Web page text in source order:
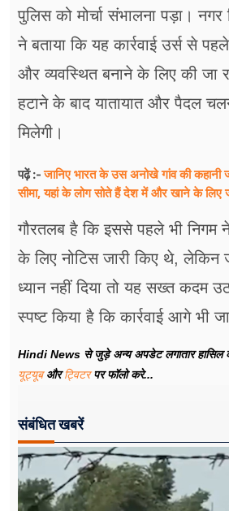
पुलिस को मोर्चा संभालना पड़ा।
ने बताया कि यह कार्रवाई उर्स से
और व्यवस्थित बनाने के लिए की जा
हटाने के बाद यातायात और पैदल
मिलेगी।
पढ़ें :-जानिए भारत के उस अनोखे गांव की कहानी
सीमा, यहां के लोग सोते हैं देश में और खाने के लिए
गौरतलब है कि इससे पहले भी निगम
के लिए नोटिस जारी किए थे, लेकिन
ध्यान नहीं दिया तो यह सख्त कदम
स्पष्ट किया है कि कार्रवाई आगे भी
Hindi News से जुड़े अन्य अपडेट लगातार हासिल
यूट्यूबऔरट्विटरपर फॉलो करे...
संबंधित खबरें